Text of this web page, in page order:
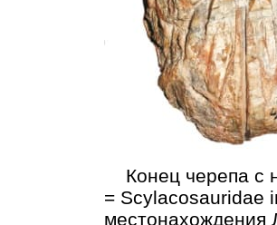
Конец черепа с
= Scylacosauridae